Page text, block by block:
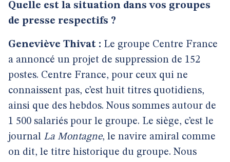
Quelle est la situation dans vos groupes
de presse respectifs ?
Geneviève Thivat : Le groupe Centre France
a annoncé un projet de suppression de 152
postes. Centre France, pour ceux qui ne
connaissent pas, c’est huit titres quotidiens,
ainsi que des hebdos. Nous sommes autour de
1 500 salariés pour le groupe. Le siège, c’est le
journal La Montagne, le navire amiral comme
on dit, le titre historique du groupe. Nous